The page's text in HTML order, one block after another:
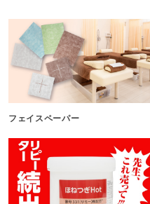
フェイスペーパー